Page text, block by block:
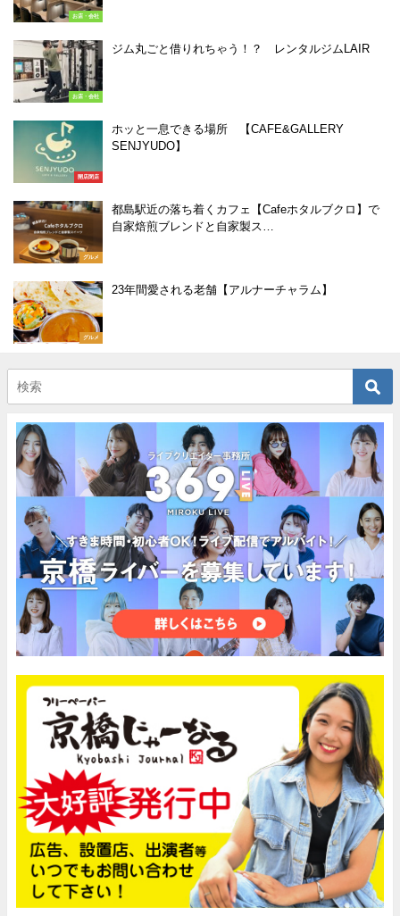
お店・会社
お店・会社
ジム丸ごと借りれちゃう！？ レンタルジムLAIR
開店閉店
ホッと一息できる場所 【CAFE&GALLERY
SENJYUDO】
グルメ
都島駅近の落ち着くカフェ【Cafeホタルブクロ】で
自家焙煎ブレンドと自家製ス…
グルメ
23年間愛される老舗【アルナーチャラム】